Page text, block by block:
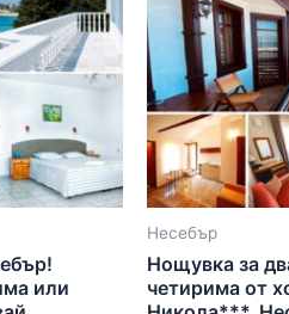
или
Несебър
Нощувка за
четирима от